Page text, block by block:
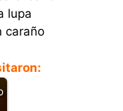
lupa
caraño